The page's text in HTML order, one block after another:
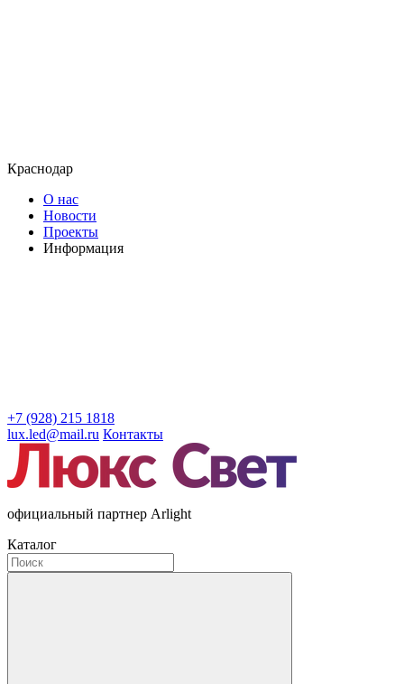
Краснодар
О нас
Новости
Проекты
Информация
+7 (928) 215 1818
lux.led@mail.ru Контакты
официальный партнер Arlight
Каталог